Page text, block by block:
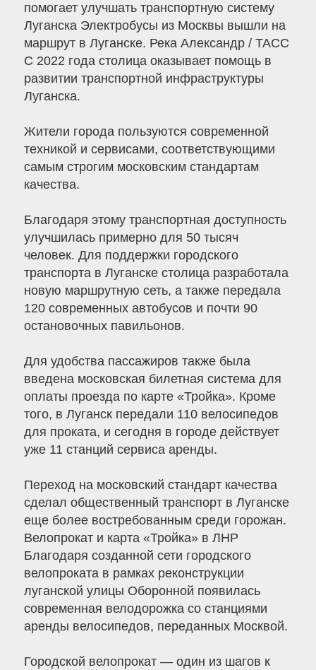
помогает улучшать транспортную систему
Луганска Электробусы из Москвы вышли на
маршрут в Луганске. Река Александр / ТАСС
С 2022 года столица оказывает помощь в
развитии транспортной инфраструктуры
Луганска.
Жители города пользуются современной
техникой и сервисами, соответствующими
самым строгим московским стандартам
качества.
Благодаря этому транспортная доступность
улучшилась примерно для 50 тысяч
человек. Для поддержки городского
транспорта в Луганске столица разработала
новую маршрутную сеть, а также передала
120 современных автобусов и почти 90
остановочных павильонов.
Для удобства пассажиров также была
введена московская билетная система для
оплаты проезда по карте «Тройка». Кроме
того, в Луганск передали 110 велосипедов
для проката, и сегодня в городе действует
уже 11 станций сервиса аренды.
Переход на московский стандарт качества
сделал общественный транспорт в Луганске
еще более востребованным среди горожан.
Велопрокат и карта «Тройка» в ЛНР
Благодаря созданной сети городского
велопроката в рамках реконструкции
луганской улицы Оборонной появилась
современная велодорожка со станциями
аренды велосипедов, переданных Москвой.
Городской велопрокат — один из шагов к